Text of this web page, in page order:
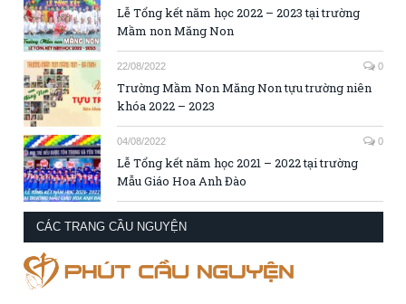
Lễ Tổng kết năm học 2022 – 2023 tại trường
Mầm non Măng Non
22/08/2022 0
Trường Mầm Non Măng Non tựu trường niên
khóa 2022 – 2023
04/08/2022 0
Lễ Tổng kết năm học 2021 – 2022 tại trường
Mẫu Giáo Hoa Anh Đào
CÁC TRANG CẦU NGUYỆN